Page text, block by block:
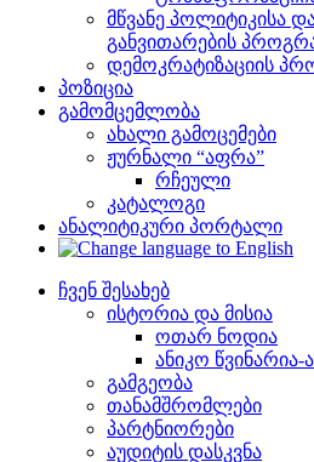
მწვანე პოლიტიკისა
განვითარების
დემოკრატიზაციის
პოზიცია
გამომცემლობა
ახალი გამოცემები
ჟურნალი “აფრა”
რჩეული
კატალოგი
ანალიტიკური პორტალი
ჩვენ შესახებ
ისტორია და მისია
ოთარ ნოდია
ანიკო
გამგეობა
თანამშრომლები
პარტნიორები
აუდიტის დასკვნა